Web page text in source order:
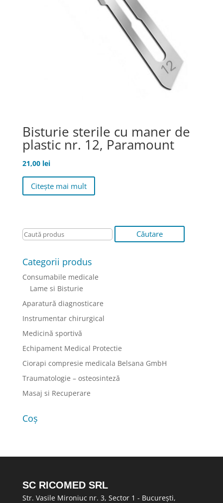
Bisturie sterile cu maner de
plastic nr. 12, Paramount
21,00 lei
Citește mai mult
Categorii produs
Consumabile medicale
Lame si Bisturie
Aparatură diagnosticare
Instrumentar chirurgical
Medicină sportivă
Echipament Medical Protectie
Ciorapi compresie medicala Belsana GmbH
Traumatologie – osteosinteză
Masaj si Recuperare
Coș
SC RICOMED SRL
Str. Vasile Mironiuc nr. 3, Sector 1 - București,